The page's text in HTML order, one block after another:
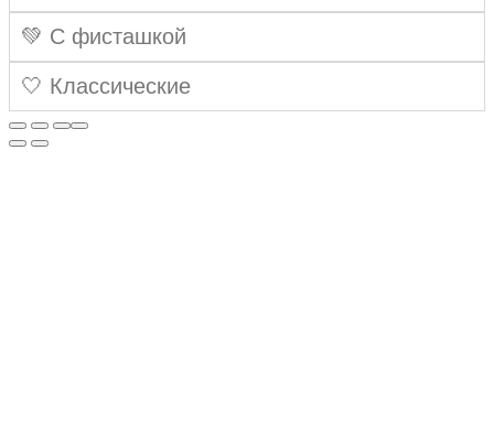
💚 С фисташкой
🤍 Классические